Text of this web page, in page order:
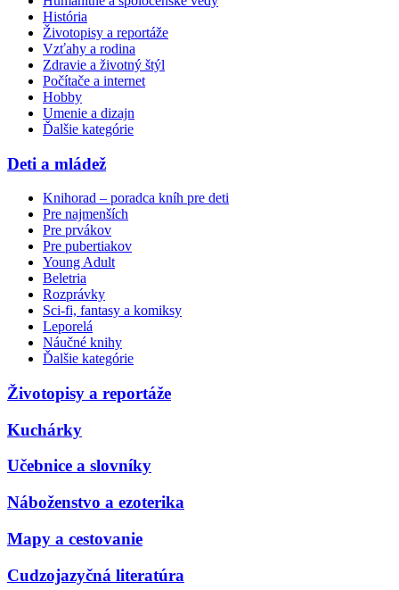
História
Životopisy a reportáže
Vzťahy a rodina
Zdravie a životný štýl
Počítače a internet
Hobby
Umenie a dizajn
Ďalšie kategórie
Deti a mládež
Knihorad – poradca kníh pre deti
Pre najmenších
Pre prvákov
Pre pubertiakov
Young Adult
Beletria
Rozprávky
Sci-fi, fantasy a komiksy
Leporelá
Náučné knihy
Ďalšie kategórie
Životopisy a reportáže
Kuchárky
Učebnice a slovníky
Náboženstvo a ezoterika
Mapy a cestovanie
Cudzojazyčná literatúra